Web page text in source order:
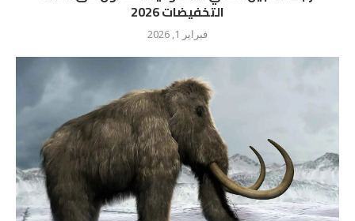
التخفيضات 2026
فبراير 1, 2026